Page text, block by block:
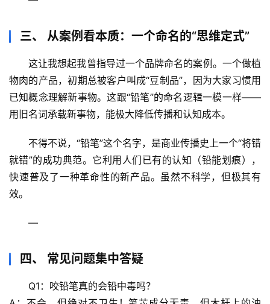
史
宇
宙
生
活
科
技
三、 从案例看本质：一个命名的“思维定式”
这让我想起我曾指导过一个品牌命名的案例。一个做植
物肉的产品，初期总被客户叫成“豆制品”，因为大家习惯用
已知概念理解新事物。这跟“铅笔”的命名逻辑一模一样——
用旧名词承载新事物，能极大降低传播和认知成本。
不得不说， “铅笔”这个名字，是商业传播史上一个“将错
就错”的成功典范。它利用人们已有的认知（铅能划痕），
快速普及了一种革命性的新产品。虽然不科学，但极其有
效。
—
四、 常见问题集中答疑
Q1： 咬铅笔真的会铅中毒吗？